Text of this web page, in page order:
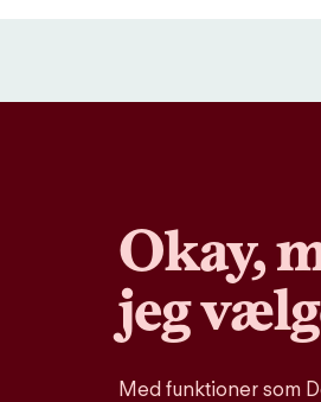
Okay,
jeg
Med funktioner som